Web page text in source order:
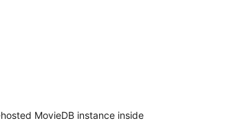
MovieDB instance inside